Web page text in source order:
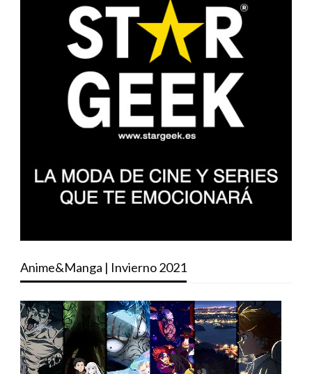
Anime&Manga | Invierno 2021